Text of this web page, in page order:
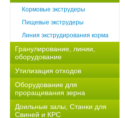
Кормовые экструдеры
Пищевые экструдеры
Линия экструдирования корма
Гранулирование, линии,
оборудование
Утилизация отходов
Оборудование для
проращивания зерна
Доильные залы, Станки для
Свиней и КРС